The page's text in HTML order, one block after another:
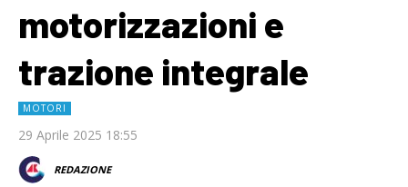
motorizzazioni e
trazione integrale
MOTORI
29 Aprile 2025 18:55
REDAZIONE